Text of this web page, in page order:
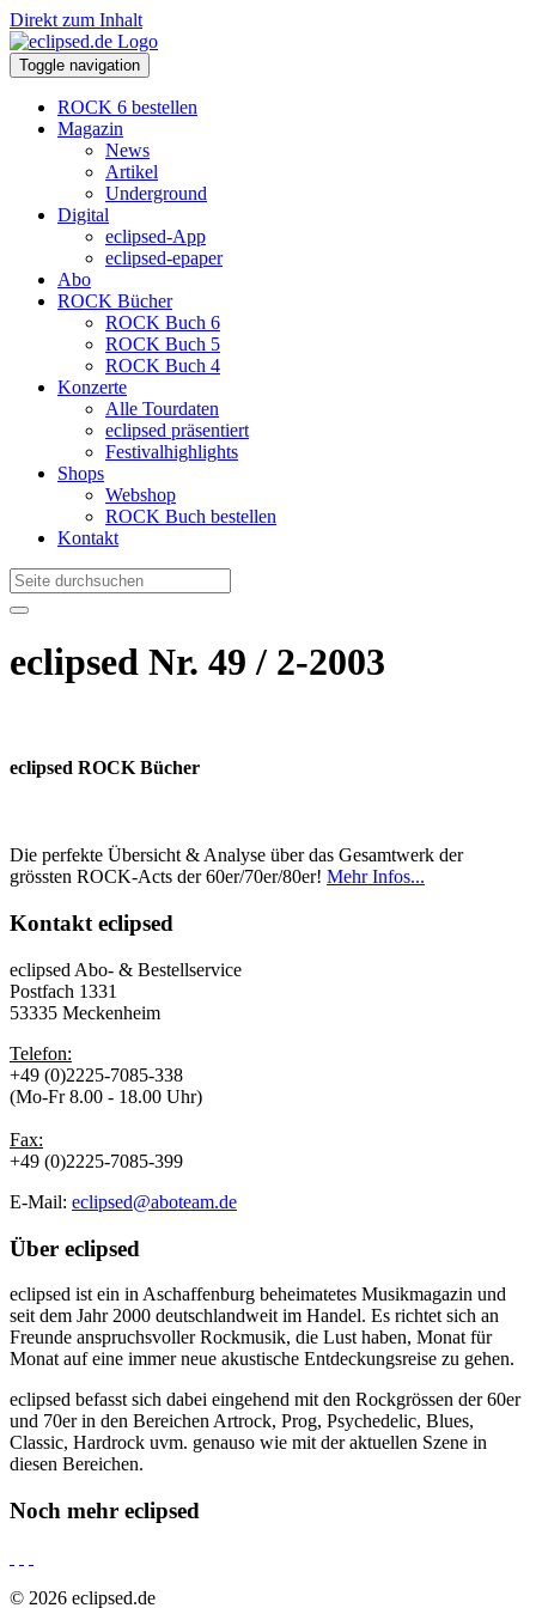
Direkt zum Inhalt
Toggle navigation
ROCK 6 bestellen
Magazin
News
Artikel
Underground
Digital
eclipsed-App
eclipsed-epaper
Abo
ROCK Bücher
ROCK Buch 6
ROCK Buch 5
ROCK Buch 4
Konzerte
Alle Tourdaten
eclipsed präsentiert
Festivalhighlights
Shops
Webshop
ROCK Buch bestellen
Kontakt
eclipsed Nr. 49 / 2-2003
eclipsed ROCK Bücher
Die perfekte Übersicht & Analyse über das Gesamtwerk der
grössten ROCK-Acts der 60er/70er/80er! Mehr Infos...
Kontakt eclipsed
eclipsed Abo- & Bestellservice
Postfach 1331
53335 Meckenheim
Telefon:
+49 (0)2225-7085-338
(Mo-Fr 8.00 - 18.00 Uhr)
Fax:
+49 (0)2225-7085-399
E-Mail: eclipsed@aboteam.de
Über eclipsed
eclipsed ist ein in Aschaffenburg beheimatetes Musikmagazin und
seit dem Jahr 2000 deutschlandweit im Handel. Es richtet sich an
Freunde anspruchsvoller Rockmusik, die Lust haben, Monat für
Monat auf eine immer neue akustische Entdeckungsreise zu gehen.
eclipsed befasst sich dabei eingehend mit den Rockgrössen der 60er
und 70er in den Bereichen Artrock, Prog, Psychedelic, Blues,
Classic, Hardrock uvm. genauso wie mit der aktuellen Szene in
diesen Bereichen.
Noch mehr eclipsed
© 2026 eclipsed.de